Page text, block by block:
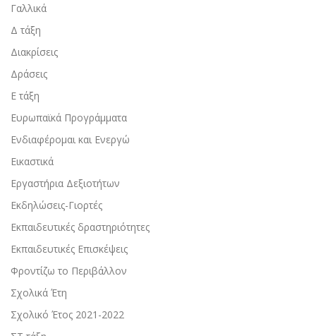
Γαλλικά
Δ τάξη
Διακρίσεις
Δράσεις
Ε τάξη
Ευρωπαϊκά Προγράμματα
Ενδιαφέρομαι και Ενεργώ
Εικαστικά
Εργαστήρια Δεξιοτήτων
Εκδηλώσεις-Γιορτές
Εκπαιδευτικές δραστηριότητες
Εκπαιδευτικές Επισκέψεις
Φροντίζω το Περιβάλλον
Σχολικά Έτη
Σχολικό Έτος 2021-2022